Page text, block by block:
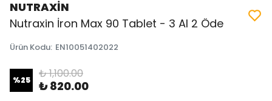
NUTRAXİN
Nutraxin İron Max 90 Tablet - 3 Al 2 Öde
Ürün Kodu: EN10051402022
%25 ₺ 1,100.00
₺ 820.00